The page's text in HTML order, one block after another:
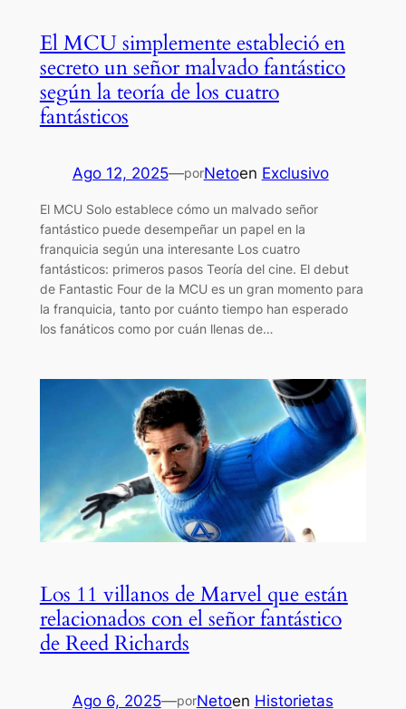
El MCU simplemente estableció en
secreto un señor malvado fantástico
según la teoría de los cuatro
fantásticos
Ago 12, 2025—porNetoen Exclusivo
El MCU Solo establece cómo un malvado señor
fantástico puede desempeñar un papel en la
franquicia según una interesante Los cuatro
fantásticos: primeros pasos Teoría del cine. El debut
de Fantastic Four de la MCU es un gran momento para
la franquicia, tanto por cuánto tiempo han esperado
los fanáticos como por cuán llenas de…
Los 11 villanos de Marvel que están
relacionados con el señor fantástico
de Reed Richards
Ago 6, 2025—porNetoen Historietas